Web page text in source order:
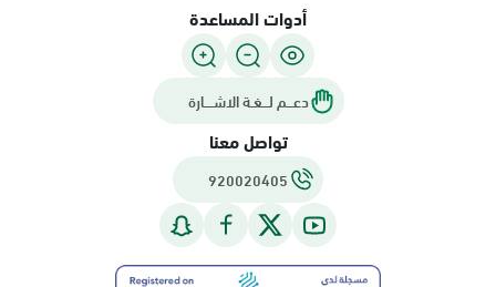
أدوات المساعدة
دعـــم لـــغـة الاشــــارة
تواصل معنا
920020405